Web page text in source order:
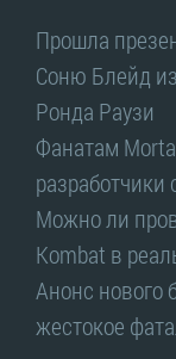
Прошла
Соню Блейд
Ронда Раузи
Фанатам
Можно ли
Kombat в
Анонс нового
жестокое